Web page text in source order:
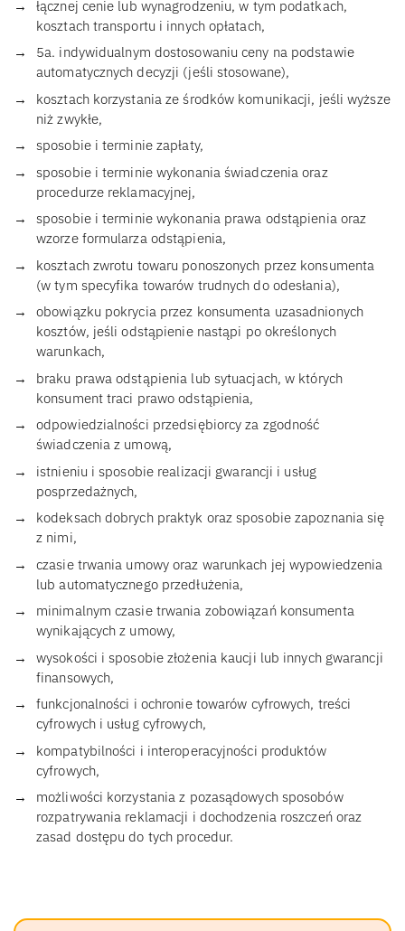
łącznej cenie lub wynagrodzeniu, w tym podatkach,
kosztach transportu i innych opłatach,
5a. indywidualnym dostosowaniu ceny na podstawie
automatycznych decyzji (jeśli stosowane),
kosztach korzystania ze środków komunikacji, jeśli wyższe
niż zwykłe,
sposobie i terminie zapłaty,
sposobie i terminie wykonania świadczenia oraz
procedurze reklamacyjnej,
sposobie i terminie wykonania prawa odstąpienia oraz
wzorze formularza odstąpienia,
kosztach zwrotu towaru ponoszonych przez konsumenta
(w tym specyfika towarów trudnych do odesłania),
obowiązku pokrycia przez konsumenta uzasadnionych
kosztów, jeśli odstąpienie nastąpi po określonych
warunkach,
braku prawa odstąpienia lub sytuacjach, w których
konsument traci prawo odstąpienia,
odpowiedzialności przedsiębiorcy za zgodność
świadczenia z umową,
istnieniu i sposobie realizacji gwarancji i usług
posprzedażnych,
kodeksach dobrych praktyk oraz sposobie zapoznania się
z nimi,
czasie trwania umowy oraz warunkach jej wypowiedzenia
lub automatycznego przedłużenia,
minimalnym czasie trwania zobowiązań konsumenta
wynikających z umowy,
wysokości i sposobie złożenia kaucji lub innych gwarancji
finansowych,
funkcjonalności i ochronie towarów cyfrowych, treści
cyfrowych i usług cyfrowych,
kompatybilności i interoperacyjności produktów
cyfrowych,
możliwości korzystania z pozasądowych sposobów
rozpatrywania reklamacji i dochodzenia roszczeń oraz
zasad dostępu do tych procedur.